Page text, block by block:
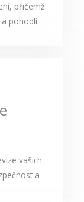
přičemž
pohodlí.
vašich
a